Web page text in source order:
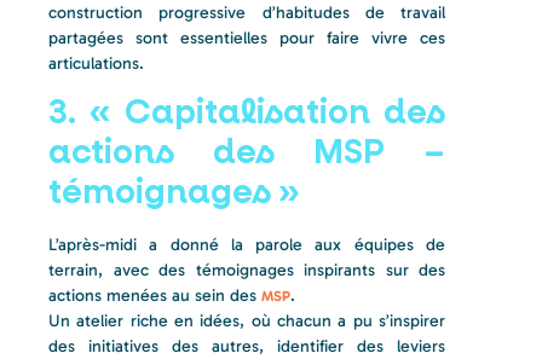
construction progressive d’habitudes de travail
partagées sont essentielles pour faire vivre ces
articulations.
3. « Capitalisation des
actions des MSP –
témoignages »
L’après-midi a donné la parole aux équipes de
terrain, avec des témoignages inspirants sur des
actions menées au sein des MSP.
Un atelier riche en idées, où chacun a pu s’inspirer
des initiatives des autres, identifier des leviers